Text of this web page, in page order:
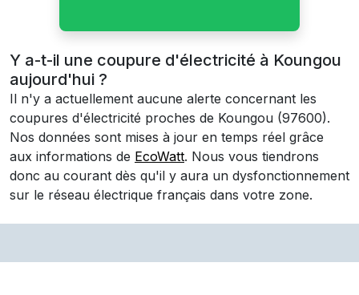
Y a-t-il une coupure d'électricité à Koungou
aujourd'hui ?
Il n'y a actuellement aucune alerte concernant les
coupures d'électricité proches de Koungou (97600).
Nos données sont mises à jour en temps réel grâce
aux informations de EcoWatt. Nous vous tiendrons
donc au courant dès qu'il y aura un dysfonctionnement
sur le réseau électrique français dans votre zone.